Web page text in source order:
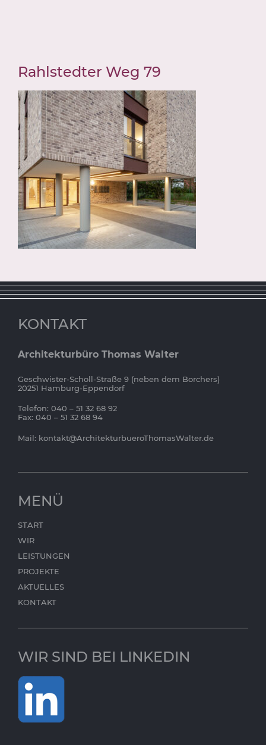
Rahlstedter Weg 79
KONTAKT
Architekturbüro Thomas Walter
Geschwister-Scholl-Straße 9 (neben dem Borchers)
20251 Hamburg-Eppendorf
Telefon: 040 – 51 32 68 92
Fax: 040 – 51 32 68 94
Mail: kontakt@ArchitekturbueroThomasWalter.de
MENÜ
START
WIR
LEISTUNGEN
PROJEKTE
AKTUELLES
KONTAKT
WIR SIND BEI LINKEDIN